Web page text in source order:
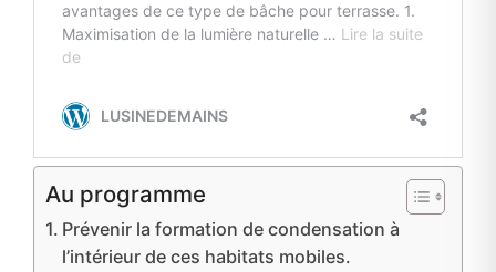
Au programme
Prévenir la formation de condensation à
l’intérieur de ces habitats mobiles.